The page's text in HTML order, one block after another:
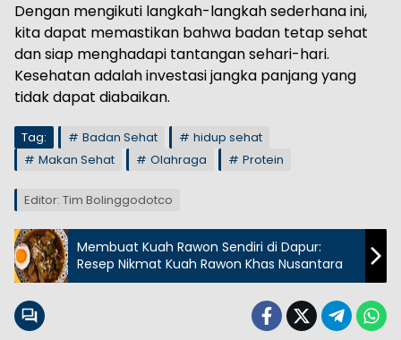
Dengan mengikuti langkah-langkah sederhana ini,
kita dapat memastikan bahwa badan tetap sehat
dan siap menghadapi tantangan sehari-hari.
Kesehatan adalah investasi jangka panjang yang
tidak dapat diabaikan.
Tag: Badan Sehat
hidup sehat
Makan Sehat
Olahraga Protein
Editor: Tim Bolinggodotco
Membuat Kuah Rawon Sendiri di Dapur:
Resep Nikmat Kuah Rawon Khas Nusantara